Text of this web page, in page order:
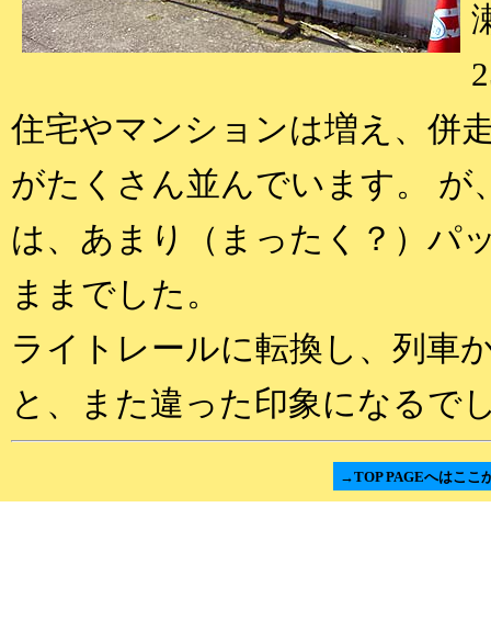
住宅やマンションは増え、併
がたくさん並んでいます。 が
は、あまり（まったく？）パ
ままでした。
ライトレールに転換し、列車
と、また違った印象になるで
→TOP PAGEへはここ